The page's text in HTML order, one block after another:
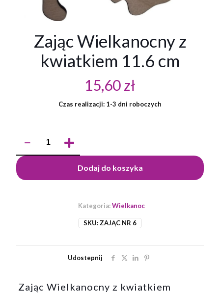
Zając Wielkanocny z
kwiatkiem 11.6 cm
15,60zł
Czas realizacji: 1-3 dni roboczych
Zając
Wielkanocny
z
kwiatkiem
11.6
Dodaj do koszyka
SKU:ZAJĄC NR 6
Kategoria:Wielkanoc
Udostepnij
Zając Wielkanocny z kwiatkiem